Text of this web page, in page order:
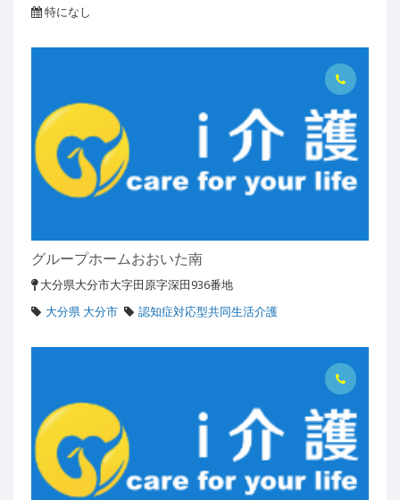
特になし
グループホームおおいた南
大分県大分市大字田原字深田936番地
大分県 大分市
認知症対応型共同生活介護